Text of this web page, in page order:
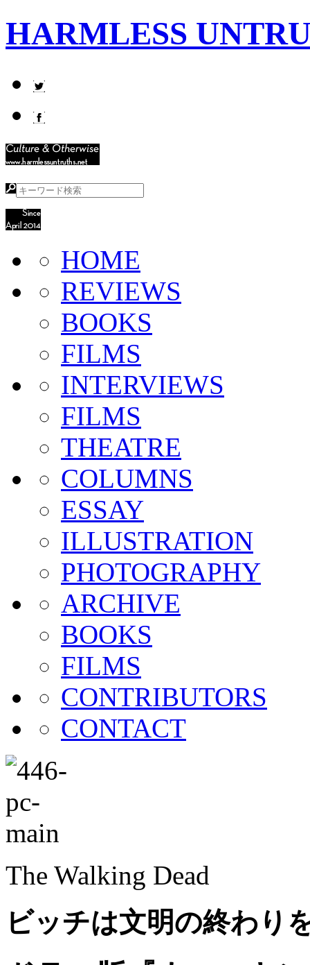
HARMLESS
HOME
REVIEWS
BOOKS
FILMS
INTERVIEWS
FILMS
THEATRE
COLUMNS
ESSAY
ILLUSTRATION
PHOTOGRAPHY
ARCHIVE
BOOKS
FILMS
CONTRIBUTORS
CONTACT
The Walking Dead
ビッチは文明の終わり